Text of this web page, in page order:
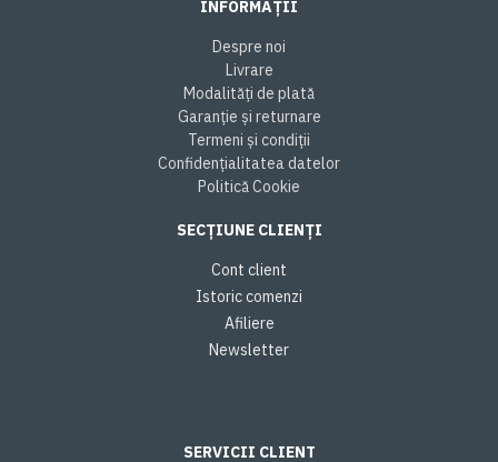
INFORMAȚII
Despre noi
Livrare
Modalități de plată
Garanție și returnare
Termeni și condiții
Confidențialitatea datelor
Politică Cookie
SECȚIUNE CLIENȚI
Cont client
Istoric comenzi
Afiliere
Newsletter
SERVICII CLIENT